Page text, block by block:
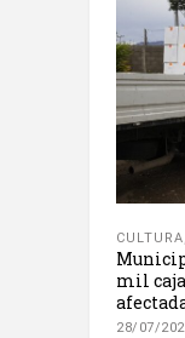
CULTURA
mil
28/07/